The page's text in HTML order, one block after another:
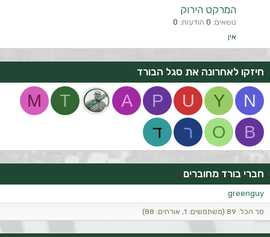
המרקט הירוק
נושאים 0 הודעות 0
אין
חיזקו לאחרונה את סגל הבורד
N
Y
U
P
A
T
M
B
O ר ד
חברי בורד מחוברים
greenguy
סך הכל: 89 (משתמשים: 1, אורחים: 88)